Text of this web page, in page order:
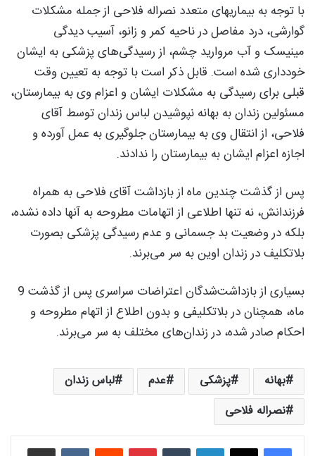
با توجه به بیماریهای متعدد نصراله فلاحی از جمله مشکلات
گوارشی، درد مفاصل در ناحیه کمر و زانو، آسیب دیدگی
مینیسک و آب مروارید چشم، از رسیدگی‌های پزشکی به ایشان
خودداری شده است. قابل ذکر است با توجه به تعیین وقت
قبلی برای رسیدگی به مشکلات ایشان و اعزام وی به بیمارستان،
مسئولین زندان به بهانه نپوشیدن لباس زندان توسط آقای
فلاحی، از انتقال وی به بیمارستان جلوگیری به عمل آورده و
اجازه اعزام ایشان به بیمارستان را ندادند.
پس از گذشت چندین ماه از بازداشت آقای فلاحی به همراه
فرزندانش، نه تنها اطلاعی از اتهامات مطروحه به آنها داده نشده،
بلکه در وضعیت بد جسمانی و عدم رسیدگی پزشکی بصورت
بلاتکلیف در زندان اوین به سر می‌برند.
بسیاری از بازداشت‌شدگان اعتراضات سراسری پس از گذشت 9
ماه، همچنان در بلاتکلیفی و بدون اطلاع از اتهام مطروحه و
احکام صادر شده، در زندان‌های مختلف به سر می‌برند.
بهانه پزشکی عدم
لباس زندان
نصراله فلاحی
لینکدین ‫تامبلر ‫پین‌ترست‫رددیت ‫VKontakteاشتراک گذاری از طریق ایمیل